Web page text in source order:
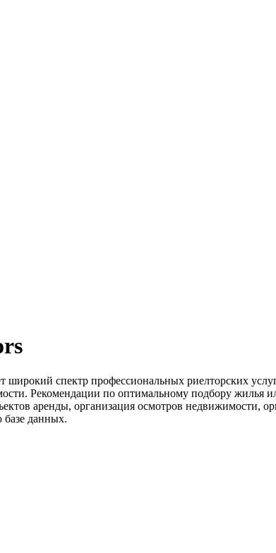
широкий спектр профессиональных риелторских
Рекомендации по оптимальному подбору жилья
аренды, организация осмотров недвижимости,
данных.